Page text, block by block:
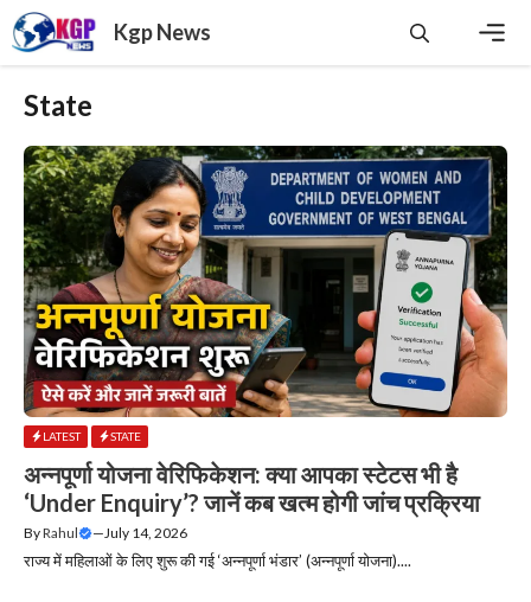
Skip
to
content
Kgp News
State
LATEST STATE
अन्नपूर्णा योजना वेरिफिकेशन: क्या आपका स्टेटस भी है
‘Under Enquiry’? जानें कब खत्म होगी जांच प्रक्रिया
ByRahul —July 14, 2026
राज्य में महिलाओं के लिए शुरू की गई ‘अन्नपूर्णा भंडार’ (अन्नपूर्णा योजना)....